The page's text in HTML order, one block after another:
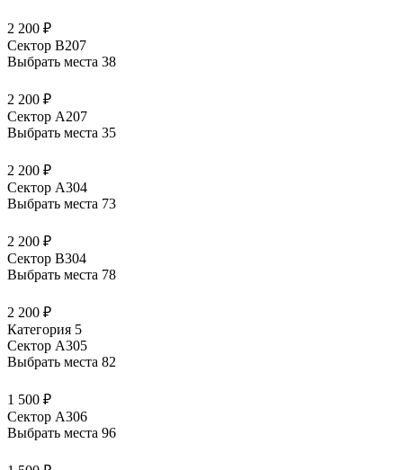
2 200 ₽
Сектор В207
Выбрать места 38
2 200 ₽
Сектор А207
Выбрать места 35
2 200 ₽
Сектор А304
Выбрать места 73
2 200 ₽
Сектор В304
Выбрать места 78
2 200 ₽
Категория 5
Сектор А305
Выбрать места 82
1 500 ₽
Сектор А306
Выбрать места 96